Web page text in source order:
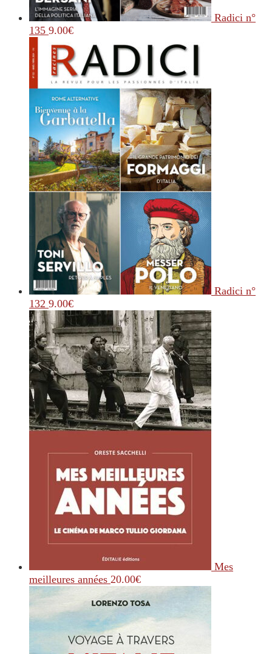
Radici n°
135 9.00€
Radici n°
132 9.00€
Mes
meilleures années 20.00€